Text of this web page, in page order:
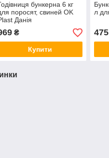
бункерна 6 кг
поросят, свиней OK
Данія
₴
Купити
л
475